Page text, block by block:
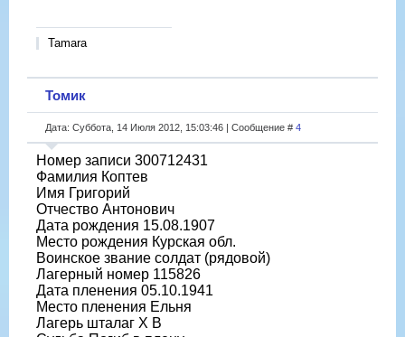
Tamara
Томик
Дата: Суббота, 14 Июля 2012, 15:03:46 | Сообщение # 4
Номер записи 300712431
Фамилия Коптев
Имя Григорий
Отчество Антонович
Дата рождения 15.08.1907
Место рождения Курская обл.
Воинское звание солдат (рядовой)
Лагерный номер 115826
Дата пленения 05.10.1941
Место пленения Ельня
Лагерь шталаг X B